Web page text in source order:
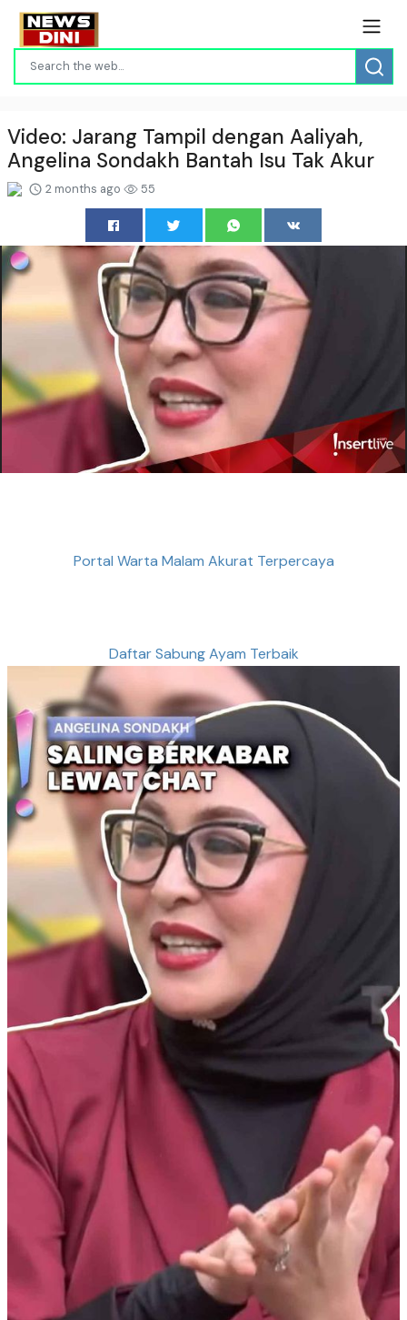
Video: Jarang Tampil dengan Aaliyah,
Angelina Sondakh Bantah Isu Tak Akur
2 months ago 55
Portal Warta Malam Akurat Terpercaya
Daftar Sabung Ayam Terbaik